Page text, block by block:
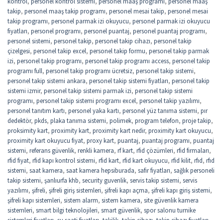
takip, personel maaş takip programı, personel mesai takip, personel mesai
takip programı, personel parmak izi okuyucu, personel parmak izi okuyucu
fiyatları, personel programı, personel puantaj, personel puantaj programı,
personel sistemi, personel takip, personel takip cihazı, personel takip
çizelgesi, personel takip excel, personel takip formu, personel takip parmak
izi, personel takip programı, personel takip programı access, personel takip
programı full, personel takip programı ücretsiz, personel takip sistemi,
personel takip sistemi ankara, personel takip sistemi fiyatları, personel takip
sistemi izmir, personel takip sistemi parmak izi, personel takip sistemi
programı, personel takip sistemi programı excel, personel takip yazılımı,
personel tanıtım kartı, personel yaka kartı, personel yüz tanıma sistemi, pır
dedektör, pkds, plaka tanıma sistemi, polimek, program telefon, proje takip,
proksimity kart, proximity kart, proximity kart nedir, proximity kart okuyucu,
proximity kart okuyucu fiyat, proxy kart, puantaj, puantaj programı, puantaj
sistemi, referans güvenlik, renkli kamera, rf kart, rfid çözümleri, rfid firmaları,
rfid fiyat, rfid kapı kontrol sistemi, rfid kart, rfid kart okuyucu, rfid kilit, rfıd, rfıd
sistemi, saat kamera, saat kamera hepsiburada, safir fiyatları, sağlık personeli
takip sistemi, şanlıurfa khb, security guvenlik, servis takip sistemi, servis
yazılımı, şifreli, şifreli giriş sistemleri, şifreli kapı açma, şifreli kapı giriş sistemi,
şifreli kapı sistemleri, sistem alarm, sistem kamera, site güvenlik kamera
sistemleri, smart bilgi teknolojileri, smart güvenlik, spor salonu turnike